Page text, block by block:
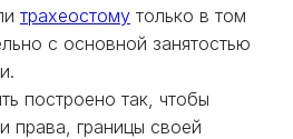
трахеостому только в том
с основной занятостью
построено так, чтобы
права, границы своей